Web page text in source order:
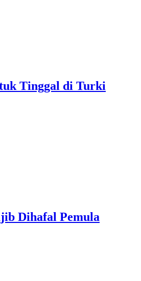
Tinggal di Turki
Dihafal Pemula